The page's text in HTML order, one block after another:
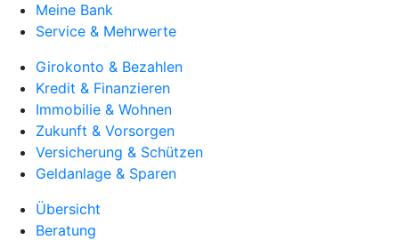
Meine Bank
Service & Mehrwerte
Girokonto & Bezahlen
Kredit & Finanzieren
Immobilie & Wohnen
Zukunft & Vorsorgen
Versicherung & Schützen
Geldanlage & Sparen
Übersicht
Beratung